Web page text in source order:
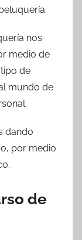
nos
medio de
de
mundo de
dando
por medio
de